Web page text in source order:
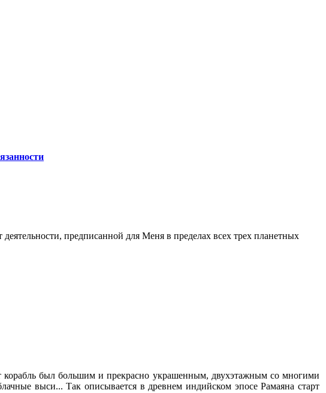
предписанной для Меня в пределах всех трех планетных
корабль был большим и прекрасно украшенным, двухэтажным со многими
выси... Так описывается в древнем индийском эпосе Рамаяна старт